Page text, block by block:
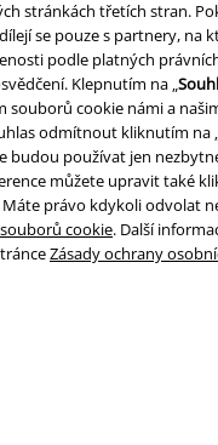
stránkách třetích stran.
se pouze s partnery, na
podle platných
Klepnutím na „
souborů cookie námi a
odmítnout kliknutím na „
budou používat jen
můžete upravit také
Máte právo kdykoli odvolat
cookie. Další
Zásady ochrany
životního prostředí